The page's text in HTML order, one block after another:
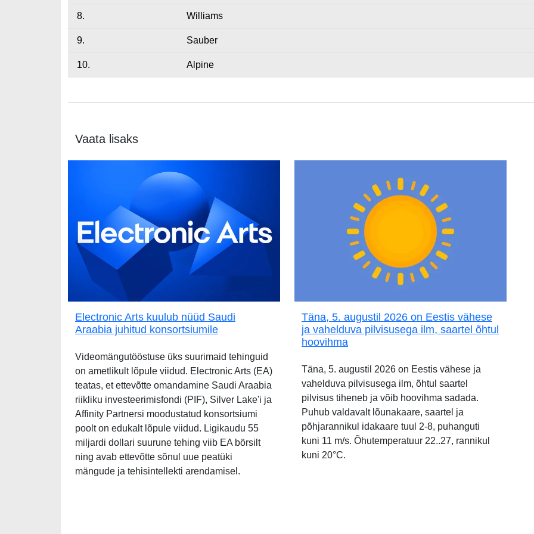
8. Williams
9. Sauber
10. Alpine
Vaata lisaks
Electronic Arts kuulub nüüd Saudi
Araabia juhitud konsortsiumile
Videomängutööstuse üks suurimaid tehinguid
on ametlikult lõpule viidud. Electronic Arts (EA)
teatas, et ettevõtte omandamine Saudi Araabia
riikliku investeerimisfondi (PIF), Silver Lake'i ja
Affinity Partnersi moodustatud konsortsiumi
poolt on edukalt lõpule viidud. Ligikaudu 55
miljardi dollari suurune tehing viib EA börsilt
ning avab ettevõtte sõnul uue peatüki
mängude ja tehisintellekti arendamisel.
Täna, 5. augustil 2026 on Eestis vähese
ja vahelduva pilvisusega ilm, saartel õhtul
hoovihma
Täna, 5. augustil 2026 on Eestis vähese ja
vahelduva pilvisusega ilm, õhtul saartel
pilvisus tiheneb ja võib hoovihma sadada.
Puhub valdavalt lõunakaare, saartel ja
põhjarannikul idakaare tuul 2-8, puhanguti
kuni 11 m/s. Õhutemperatuur 22..27, rannikul
kuni 20°C.